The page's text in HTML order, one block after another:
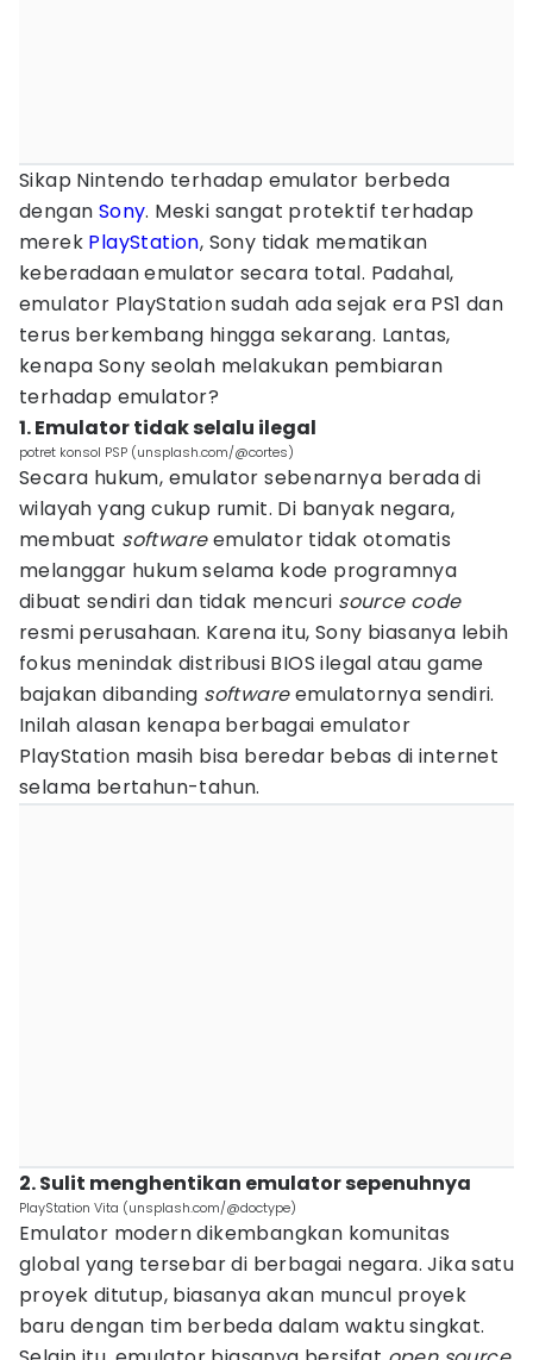
Sikap Nintendo terhadap emulator berbeda
dengan Sony. Meski sangat protektif terhadap
merek PlayStation, Sony tidak mematikan
keberadaan emulator secara total. Padahal,
emulator PlayStation sudah ada sejak era PS1 dan
terus berkembang hingga sekarang. Lantas,
kenapa Sony seolah melakukan pembiaran
terhadap emulator?
1. Emulator tidak selalu ilegal
potret konsol PSP (unsplash.com/@cortes)
Secara hukum, emulator sebenarnya berada di
wilayah yang cukup rumit. Di banyak negara,
membuat softwareemulator tidak otomatis
melanggar hukum selama kode programnya
dibuat sendiri dan tidak mencuri source code
resmi perusahaan. Karena itu, Sony biasanya lebih
fokus menindak distribusi BIOS ilegal atau game
bajakan dibanding softwareemulatornya sendiri.
Inilah alasan kenapa berbagai emulator
PlayStation masih bisa beredar bebas di internet
selama bertahun-tahun.
2. Sulit menghentikan emulator sepenuhnya
PlayStation Vita (unsplash.com/@doctype)
Emulator modern dikembangkan komunitas
global yang tersebar di berbagai negara. Jika satu
proyek ditutup, biasanya akan muncul proyek
baru dengan tim berbeda dalam waktu singkat.